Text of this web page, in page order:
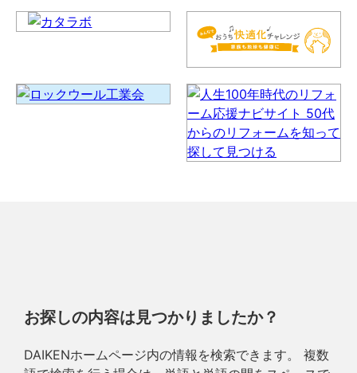
お探しの内容は見つかりましたか？
DAIKENホームページ内の情報を検索できます。 複数